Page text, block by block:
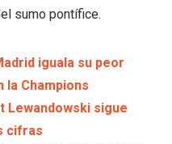
sumo pontífice.
iguala su peor
Champions
Lewandowski sigue
cifras